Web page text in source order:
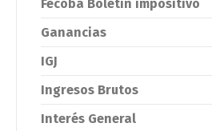
Fecoba Boletín impositivo
Ganancias
IGJ
Ingresos Brutos
Interés General